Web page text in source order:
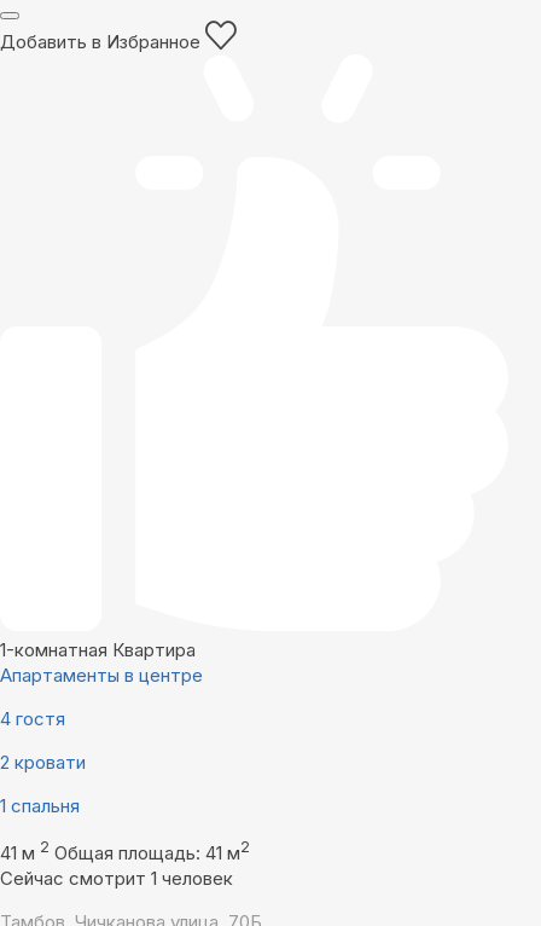
Добавить в Избранное
1-комнатная Квартира
Апартаменты в центре
4 гостя
2 кровати
1 спальня
41 м 2 Общая площадь: 41 м2
Сейчас смотрит 1 человек